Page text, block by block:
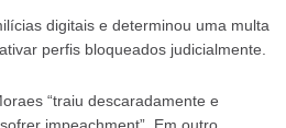
digitais e determinou uma multa
perfis bloqueados judicialmente.
“traiu descaradamente e